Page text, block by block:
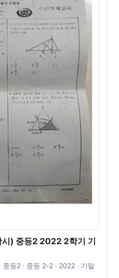
) 중등2 2022 2학기 기
등2 · 중등 2-2 · 2022 · 기말